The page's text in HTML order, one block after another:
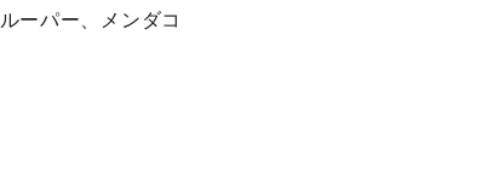
ーパー、メンダコ